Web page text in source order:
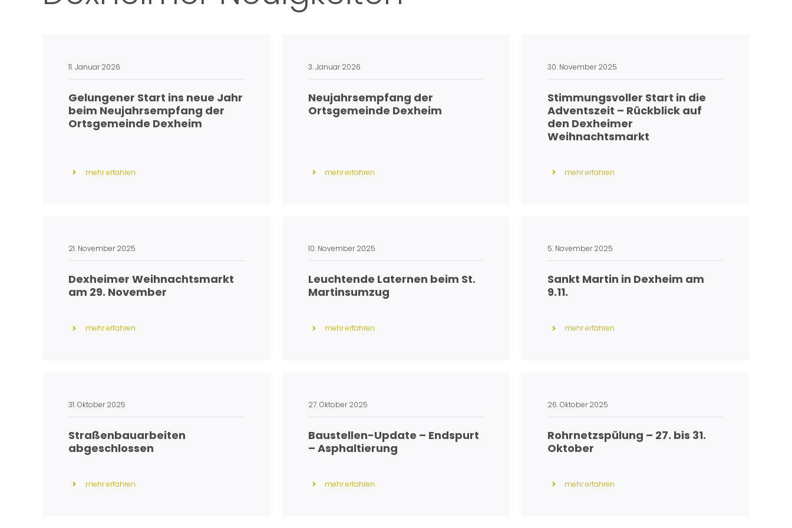
11. Januar 2026
Gelungener Start ins neue Jahr
beim Neujahrsempfang der
Ortsgemeinde Dexheim
mehr erfahren
3. Januar 2026
Neujahrsempfang der
Ortsgemeinde Dexheim
mehr erfahren
30. November 2025
Stimmungsvoller Start in die
Adventszeit – Rückblick auf
den Dexheimer
Weihnachtsmarkt
mehr erfahren
21. November 2025
Dexheimer Weihnachtsmarkt
am 29. November
mehr erfahren
10. November 2025
Leuchtende Laternen beim St.
Martinsumzug
mehr erfahren
5. November 2025
Sankt Martin in Dexheim am
9.11.
mehr erfahren
31. Oktober 2025
Straßenbauarbeiten
abgeschlossen
mehr erfahren
27. Oktober 2025
Baustellen-Update – Endspurt
– Asphaltierung
mehr erfahren
26. Oktober 2025
Rohrnetzspülung – 27. bis 31.
Oktober
mehr erfahren